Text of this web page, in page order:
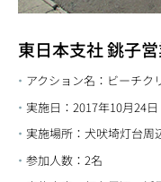
東日本支社 銚子
アクション名：ビーチク
実施日：2017年10月24日
実施場所：犬吠埼灯台周
参加人数：2名